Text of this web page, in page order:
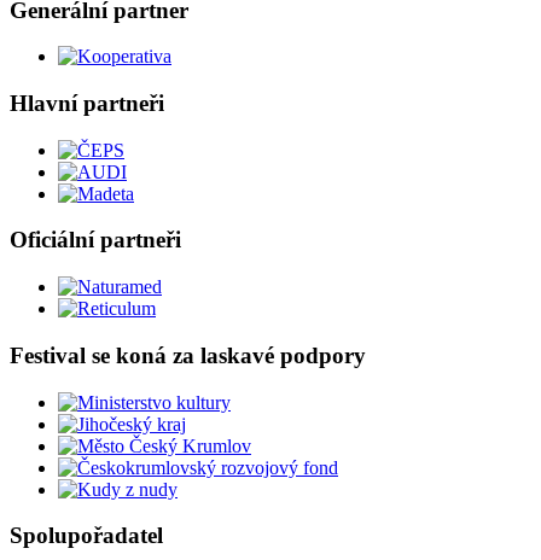
Generální partner
Hlavní partneři
Oficiální partneři
Festival se koná za laskavé podpory
Spolupořadatel